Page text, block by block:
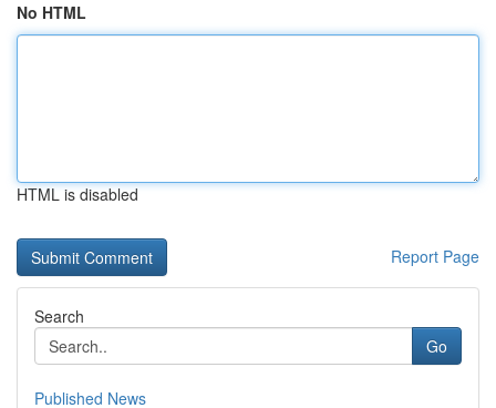
No HTML
HTML is disabled
Report Page
Search
Go
Published News